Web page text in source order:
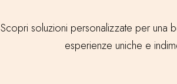
Scopri soluzioni personalizzate per una
esperienze uniche e